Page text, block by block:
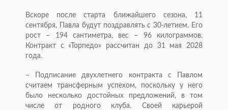
Вскоре после старта ближайшего сезона, 11
сентября, Павла будут поздравлять с 30-летием. Его
рост – 194 сантиметра, вес – 96 килограммов.
Контракт с «Торпедо» рассчитан до 31 мая 2028
года.
– Подписание двухлетнего контракта с Павлом
считаем трансферным успехом, поскольку у него
было несколько достойных предложений, в том
числе от родного клуба. Своей карьерой